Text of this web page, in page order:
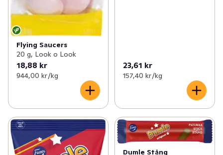
Flying Saucers
20 g, Look o Look
18,88 kr
944,00 kr /kg
23,61 kr
157,40 kr /kg
Dumle Stång